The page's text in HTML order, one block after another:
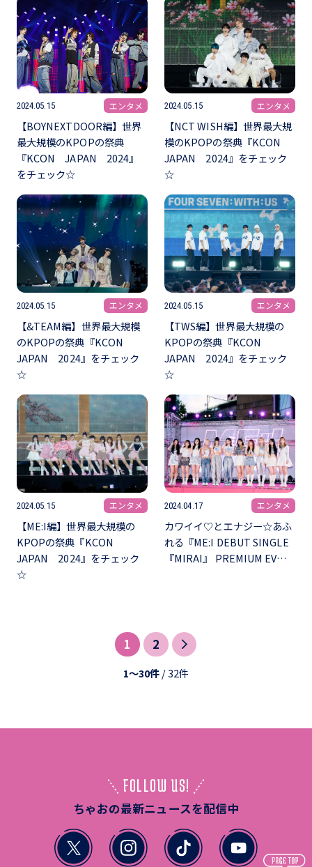
2024.05.15 エンタメ
【BOYNEXTDOOR編】世界
最大規模のKPOPの祭典
『KCON JAPAN 2024』
をチェック☆
2024.05.15 エンタメ
【NCT WISH編】世界最大規
模のKPOPの祭典『KCON
JAPAN 2024』をチェック
☆
2024.05.15 エンタメ
【&TEAM編】世界最大規模
のKPOPの祭典『KCON
JAPAN 2024』をチェック
☆
2024.05.15 エンタメ
【TWS編】世界最大規模の
KPOPの祭典『KCON
JAPAN 2024』をチェック
☆
2024.05.15 エンタメ
【ME:I編】世界最大規模の
KPOPの祭典『KCON
JAPAN 2024』をチェック
☆
2024.04.17 エンタメ
カワイイ♡とエナジー☆あふ
れる『ME:I DEBUT SINGLE
『MIRAI』 PREMIUM EV…
1 2
1〜30件/ 32件
FOLLOW US!
ちゃおの最新ニュースを配信中